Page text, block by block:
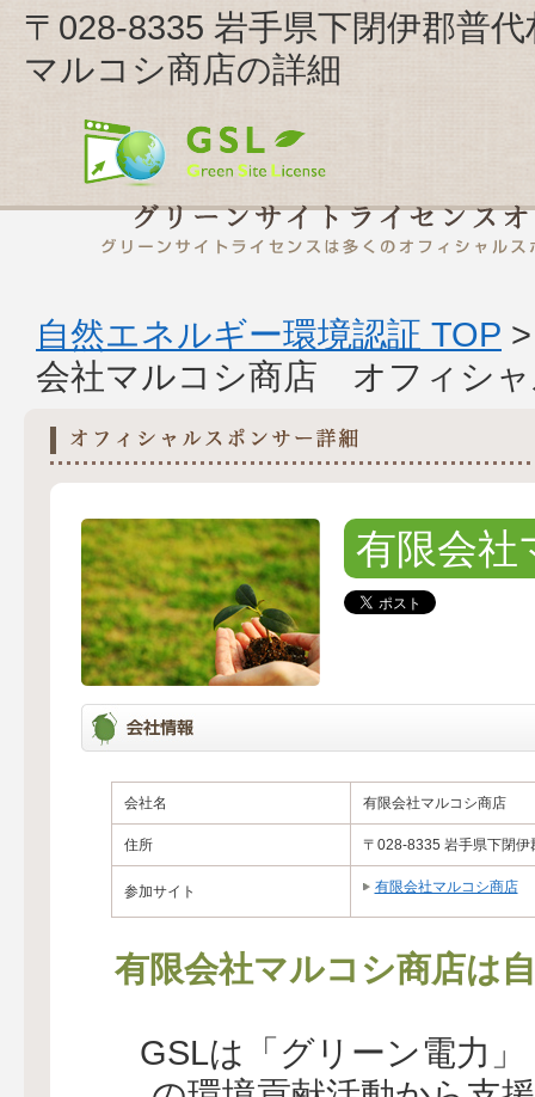
〒028-8335 岩手県下閉伊郡普
マルコシ商店の詳細
自然エネルギー環境認証 TOP
会社マルコシ商店 オフィシ
有限会社
会社名 有限会社マルコシ商店
住所 〒028-8335 岩手県下閉
参加サイト 有限会社マルコシ商店
有限会社マルコシ商店は
GSLは「グリーン電力